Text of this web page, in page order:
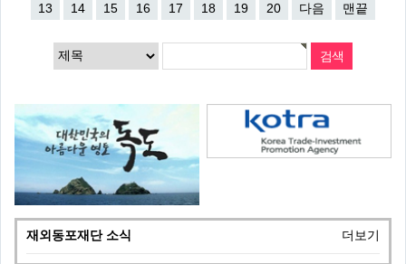
13
14 15 16 17 18 19 20 다음 맨끝
재외동포재단 소식 더보기